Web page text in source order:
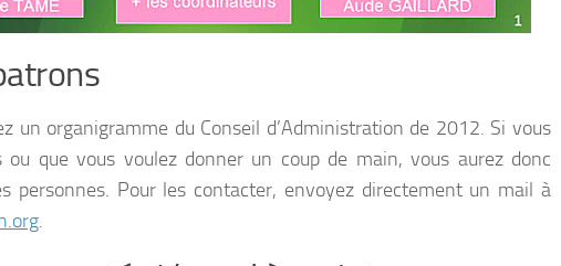
un organigramme du Conseil d’Administration de 2012. Si vous
ou que vous voulez donner un coup de main, vous aurez donc
personnes. Pour les contacter, envoyez directement un mail à
.